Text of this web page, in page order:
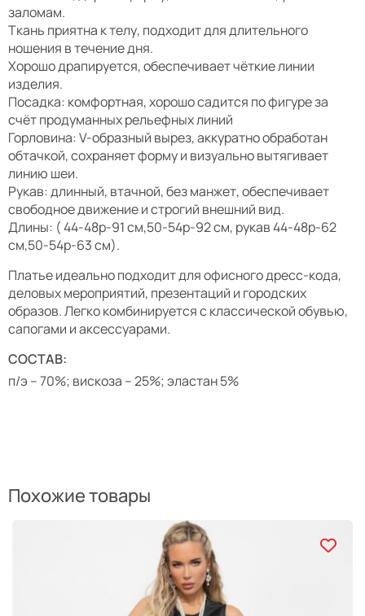
заломам.
Ткань приятна к телу, подходит для длительного
ношения в течение дня.
Хорошо драпируется, обеспечивает чёткие линии
изделия.
Посадка: комфортная, хорошо садится по фигуре за
счёт продуманных рельефных линий
Горловина: V-образный вырез, аккуратно обработан
обтачкой, сохраняет форму и визуально вытягивает
линию шеи.
Рукав: длинный, втачной, без манжет, обеспечивает
свободное движение и строгий внешний вид.
Длины: ( 44-48р-91 см,50-54р-92 см, рукав 44-48р-62
см,50-54р-63 см).
Платье идеально подходит для офисного дресс-кода,
деловых мероприятий, презентаций и городских
образов. Легко комбинируется с классической обувью,
сапогами и аксессуарами.
СОСТАВ:
п/э – 70%; вискоза – 25%; эластан 5%
Похожие товары